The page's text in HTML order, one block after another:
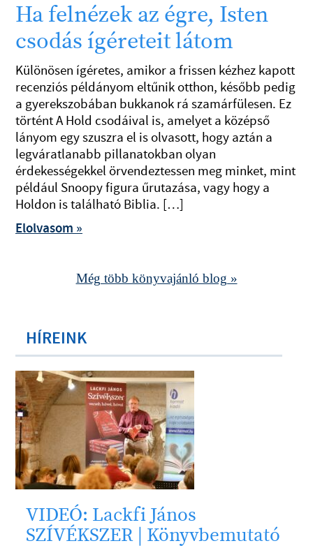
Ha felnézek az égre, Isten
csodás ígéreteit látom
Különösen ígéretes, amikor a frissen kézhez kapott
recenziós példányom eltűnik otthon, később pedig
a gyerekszobában bukkanok rá szamárfülesen. Ez
történt A Hold csodáival is, amelyet a középső
lányom egy szuszra el is olvasott, hogy aztán a
legváratlanabb pillanatokban olyan
érdekességekkel örvendeztessen meg minket, mint
például Snoopy figura űrutazása, vagy hogy a
Holdon is található Biblia. […]
Elolvasom »
Még több könyvajánló blog »
HÍREINK
VIDEÓ: Lackfi János
SZÍVÉKSZER | Könyvbemutató